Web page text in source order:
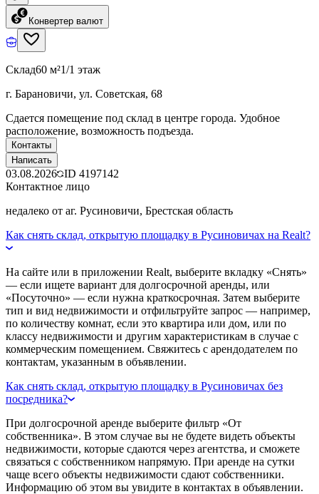
Конвертер валют
Склад60 м²1/1 этаж
г. Барановичи, ул. Советская, 68
Сдается помещение под склад в центре города. Удобное
расположение, возможность подъезда.
Контакты
Написать
03.08.2026 ID 4197142
Контактное лицо
недалеко от аг. Русиновичи, Брестская область
Как снять склад, открытую площадку в Русиновичах на Realt?
На сайте или в приложении Realt, выберите вкладку «Снять»
— если ищете вариант для долгосрочной аренды, или
«Посуточно» — если нужна краткосрочная. Затем выберите
тип и вид недвижимости и отфильтруйте запрос — например,
по количеству комнат, если это квартира или дом, или по
классу недвижимости и другим характеристикам в случае с
коммерческим помещением. Свяжитесь с арендодателем по
контактам, указанным в объявлении.
Как снять склад, открытую площадку в Русиновичах без
посредника?
При долгосрочной аренде выберите фильтр «От
собственника». В этом случае вы не будете видеть объекты
недвижимости, которые сдаются через агентства, и сможете
связаться с собственником напрямую. При аренде на сутки
чаще всего объекты недвижимости сдают собственники.
Информацию об этом вы увидите в контактах в объявлении.